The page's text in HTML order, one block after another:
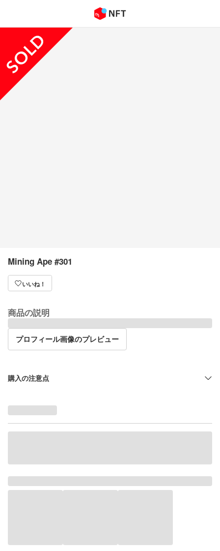
Mining Ape #301
いいね！
商品の説明
プロフィール画像のプレビュー
購入の注意点